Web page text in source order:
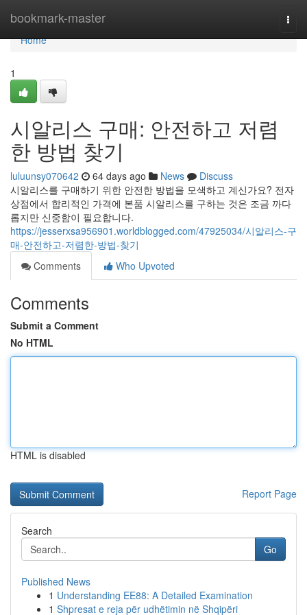
bookmark-master
Home
Home
1
시알리스 구매: 안전하고 저렴
한 방법 찾기
luluunsy070642 64 days ago News
Discuss
시알리스를 구매하기 위한 안전한 방법을 모색하고 계신가요? 전자
상점에서 합리적인 가격에 본품 시알리스를 구하는 것은 조금 까다
롭지만 신중함이 필요합니다.
https://jesserxsa956901.worldblogged.com/47925034/시알리스-구
매-안전하고-저렴한-방법-찾기
Comments
Who Upvoted
Comments
Submit a Comment
No HTML
HTML is disabled
Report Page
Search
Go
Published News
1 Understanding EE88: A Detailed Examination
1 Shpresat e reja për udhëtimin në Shqipëri